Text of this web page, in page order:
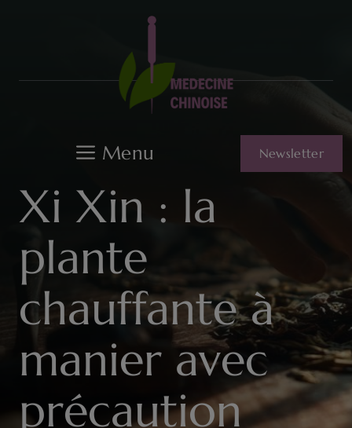
Menu Newsletter
Xi Xin : la
plante
chauffante à
manier avec
précaution